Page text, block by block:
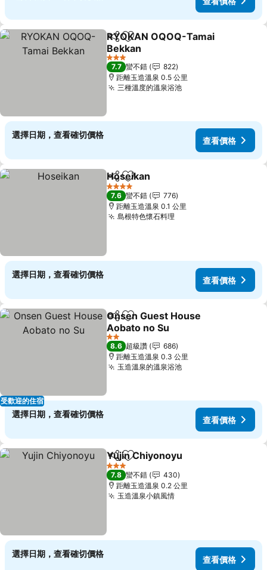
分享 加入我的最愛
RYOKAN OQOQ-Tamai
Bekkan
3 星級
7.7 蠻不錯
822
距離玉造溫泉 0.5 公里
三種溫度的溫泉浴池
選擇日期，查看確切價格
查看價格
分享 加入我的最愛
Hoseikan
4 星級
7.6 蠻不錯
776
距離玉造溫泉 0.1 公里
島根特色懷石料理
選擇日期，查看確切價格
查看價格
受歡迎的住宿
分享 加入我的最愛
Onsen Guest House
Aobato no Su
2 星級
8.6 超級讚
686
距離玉造溫泉 0.3 公里
玉造溫泉的溫泉浴池
選擇日期，查看確切價格
查看價格
分享 加入我的最愛
Yujin Chiyonoyu
3 星級
7.8 蠻不錯
430
距離玉造溫泉 0.2 公里
玉造溫泉小鎮風情
選擇日期，查看確切價格
查看價格